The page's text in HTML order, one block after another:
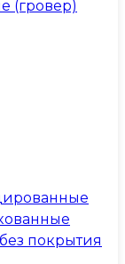
(гровер)
покрытия